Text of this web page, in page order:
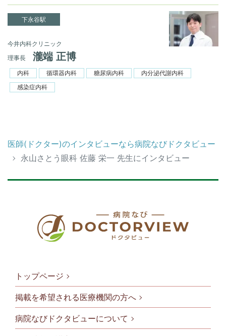
下永谷駅
今井内科クリニック
理事長
瀧端 正博
内科 循環器内科 糖尿病内科
内分泌代謝内科
感染症内科
医師(ドクター)のインタビューなら病院なびドクタビュー
永山さとう眼科 佐藤 栄一 先生にインタビュー
トップページ
掲載を希望される医療機関の方へ
病院なびドクタビューについて